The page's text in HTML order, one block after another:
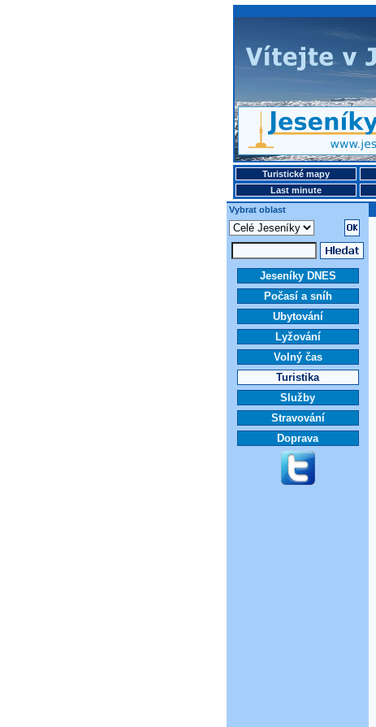
Turistické mapy
Last minute
Vybrat oblast
Jeseníky DNES
Počasí a sníh
Ubytování
Lyžování
Volný čas
Turistika
Služby
Stravování
Doprava